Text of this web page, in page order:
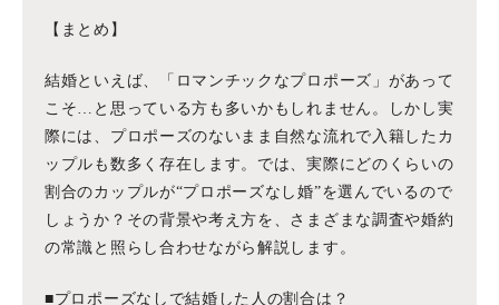
【まとめ】
結婚といえば、「ロマンチックなプロポーズ」があって
こそ…と思っている方も多いかもしれません。しかし実
際には、プロポーズのないまま自然な流れで入籍したカ
ップルも数多く存在します。では、実際にどのくらいの
割合のカップルが“プロポーズなし婚”を選んでいるので
しょうか？その背景や考え方を、さまざまな調査や婚約
の常識と照らし合わせながら解説します。
■プロポーズなしで結婚した人の割合は？